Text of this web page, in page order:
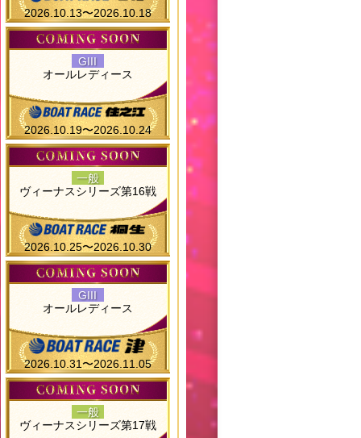
2026.10.13〜2026.10.18
GIII
オールレディース
2026.10.19〜2026.10.24
一般
ヴィーナスシリーズ第16戦
2026.10.25〜2026.10.30
GIII
オールレディース
2026.10.31〜2026.11.05
一般
ヴィーナスシリーズ第17戦